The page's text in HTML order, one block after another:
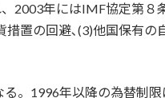
2003年にはIMF協定第８
置の回避､(3)他国保有の
。1996年以降の為替制